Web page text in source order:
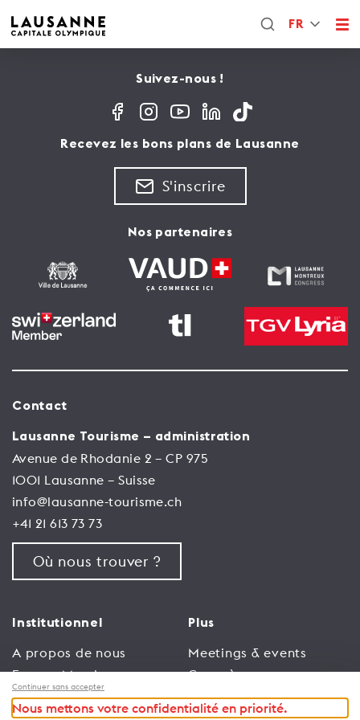
FR
Suivez-nous !
Recevez les bons plans de Lausanne
S'inscrire
Nos partenaires
Contact
Lausanne Tourisme – administration
Avenue de Rhodanie 2 – CP 975
1001 Lausanne – Suisse
info@lausanne-tourisme.ch
+41 21 613 73 73
Où nous trouver ?
Institutionnel
A propos de nous
Espace Membres
Emploi
Plus
Meetings & events
Congrès
Trade
Continuer sans accepter
Nous mettons votre confidentialité en priorité.